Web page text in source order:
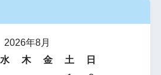
2026年8月
水 木 金 土
日